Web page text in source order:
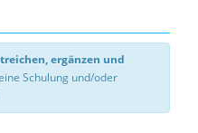
ergänzen und
Schulung und/oder